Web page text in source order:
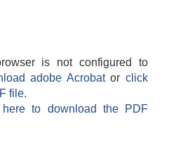
is not configured to
adobe Acrobatorclick
file.
to download the PDF